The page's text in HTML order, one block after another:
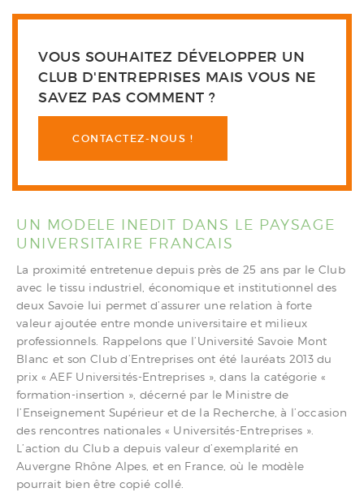
VOUS SOUHAITEZ DÉVELOPPER UN
CLUB D'ENTREPRISES MAIS VOUS NE
SAVEZ PAS COMMENT ?
CONTACTEZ-NOUS !
UN MODELE INEDIT DANS LE PAYSAGE
UNIVERSITAIRE FRANCAIS
La proximité entretenue depuis près de 25 ans par le Club
avec le tissu industriel, économique et institutionnel des
deux Savoie lui permet d’assurer une relation à forte
valeur ajoutée entre monde universitaire et milieux
professionnels. Rappelons que l’Université Savoie Mont
Blanc et son Club d’Entreprises ont été lauréats 2013 du
prix « AEF Universités-Entreprises », dans la catégorie «
formation-insertion », décerné par le Ministre de
l’Enseignement Supérieur et de la Recherche, à l’occasion
des rencontres nationales « Universités-Entreprises ».
L’action du Club a depuis valeur d’exemplarité en
Auvergne Rhône Alpes, et en France, où le modèle
pourrait bien être copié collé.